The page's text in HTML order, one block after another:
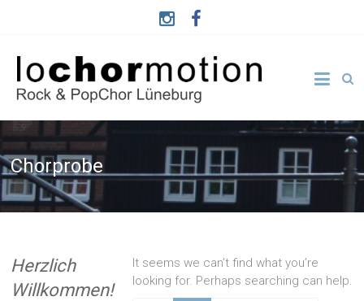
Chorprobe
It seems we can’t find what you’re
looking for. Perhaps searching can help.
Herzlich
Willkommen!